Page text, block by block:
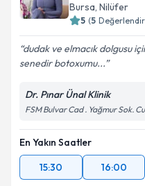
Bursa, Nilüfer
5 (5
dudak ve elmacık dolgusu
senedir botoxumu...
Dr. Pınar Ünal Klinik
FSM Bulvar Cad . Yağmur Sok.
En Yakın Saatler
15:30
16:00